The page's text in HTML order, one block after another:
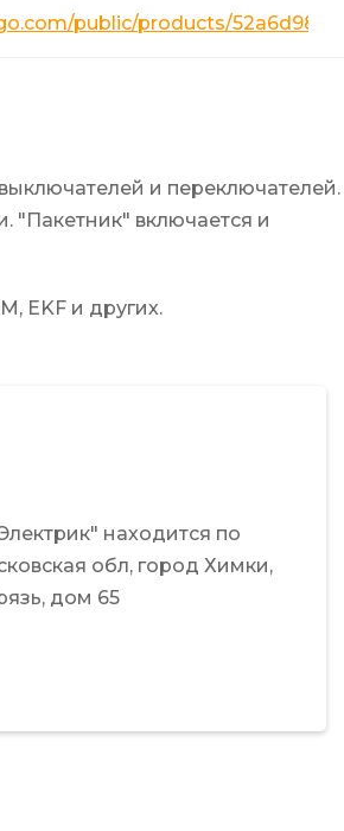
public/products/
и переключателей.
"Пакетник" включается и
EKF и других.
находится по
обл, город Химки,
дом 65